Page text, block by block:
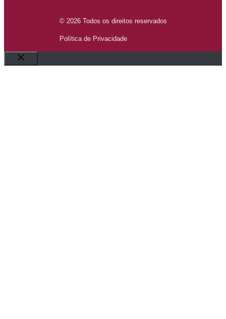
© 2026 Todos os direitos reservados
Política de Privacidade
Fechar